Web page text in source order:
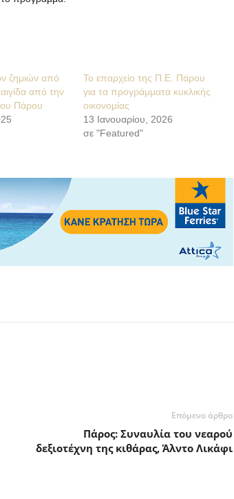
ζημιών από
από την
Πάρου
Το επαρχείο της Π.Ε. Πάρου
για τα προγράμματα κυκλικής
οικονομίας
13 Ιανουαρίου, 2026
σε "Featured"
Επόμενο άρθρο
Πάρος: Συναυλία του νεαρού
δεξιοτέχνη της κιθάρας, Άλντο Λικάφι